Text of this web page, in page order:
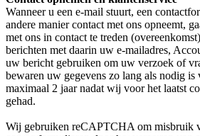
Wanneer u een e-mail stuurt, een
andere manier contact met ons opneemt,
met ons in contact te treden
berichten met daarin uw e-mailadres,
uw bericht gebruiken om uw verzoek of
bewaren uw gegevens zo lang als nodig
maximaal 2 jaar nadat wij voor het laatst
gehad.
Wij gebruiken reCAPTCHA om misbruik